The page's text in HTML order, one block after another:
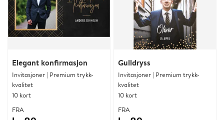
Elegant konfirmasjon
Invitasjoner | Premium trykk-
kvalitet
10 kort
FRA
Gulldryss
Invitasjoner | Premium trykk-
kvalitet
10 kort
FRA